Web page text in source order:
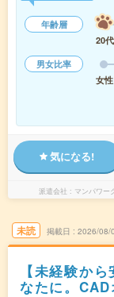
年齢層
20代
男女比率
女性
気になる!
派遣会社 マンパワー
未読 掲載日 2026/08/
【未経験か
なたに。